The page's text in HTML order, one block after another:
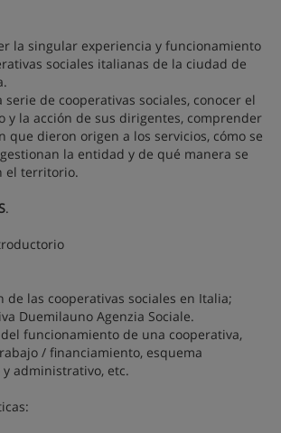
la singular experiencia y funcionamiento
sociales italianas de la ciudad de
serie de cooperativas sociales, conocer el
y la acción de sus dirigentes, comprender
que dieron origen a los servicios, cómo se
la entidad y de qué manera se
el territorio.
.
de las cooperativas sociales en Italia;
Duemilauno Agenzia Sociale.
funcionamiento de una cooperativa,
/ financiamiento, esquema
administrativo, etc.